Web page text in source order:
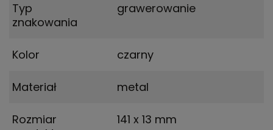
Typ
znakowania
grawerowanie
Kolor czarny
Materiał metal
Rozmiar
141 x 13 mm